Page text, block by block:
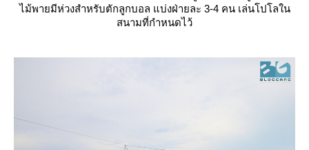
ไม้พายมีห่วงสำหรับตักลูกบอล แบ่งฝ่ายละ 3-4 คน เล่นโปโลใน
สนามที่กำหนดไว้